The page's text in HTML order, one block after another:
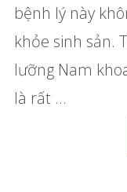
bệnh lý này
khỏe sinh sản.
lưỡng Nam
là rất ...